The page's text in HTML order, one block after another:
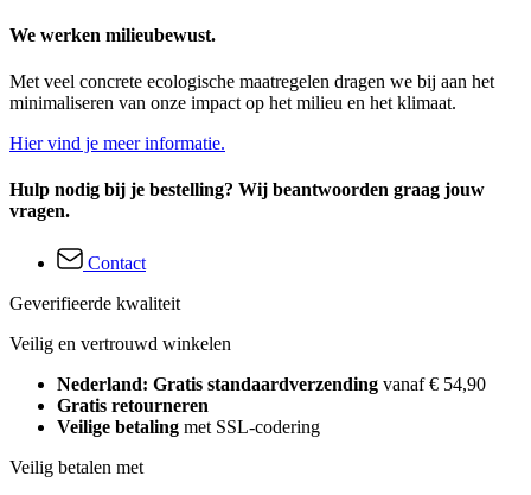
We werken milieubewust.
Met veel concrete ecologische maatregelen dragen we bij aan het
minimaliseren van onze impact op het milieu en het klimaat.
Hier vind je meer informatie.
Hulp nodig bij je bestelling? Wij beantwoorden graag jouw
vragen.
Contact
Geverifieerde kwaliteit
Veilig en vertrouwd winkelen
Nederland: Gratis standaardverzending vanaf € 54,90
Gratis retourneren
Veilige betaling met SSL-codering
Veilig betalen met